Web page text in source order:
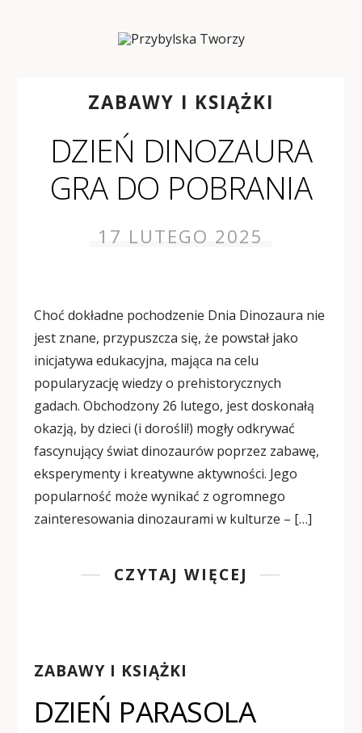
ZABAWY I KSIĄŻKI
DZIEŃ DINOZAURA
GRA DO POBRANIA
17 LUTEGO 2025
Choć dokładne pochodzenie Dnia Dinozaura nie
jest znane, przypuszcza się, że powstał jako
inicjatywa edukacyjna, mająca na celu
popularyzację wiedzy o prehistorycznych
gadach. Obchodzony 26 lutego, jest doskonałą
okazją, by dzieci (i dorośli!) mogły odkrywać
fascynujący świat dinozaurów poprzez zabawę,
eksperymenty i kreatywne aktywności. Jego
popularność może wynikać z ogromnego
zainteresowania dinozaurami w kulturze – […]
CZYTAJ WIĘCEJ
ZABAWY I KSIĄŻKI
DZIEŃ PARASOLA